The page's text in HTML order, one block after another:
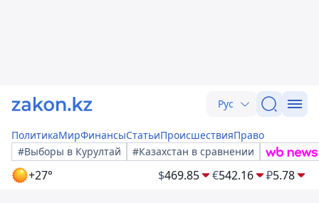
Рус
ПолитикаМирФинансыСтатьиПроисшествияПраво
#Выборы в Курултай
#Казахстан в сравнении
+27° $469.85 €542.16 ₽5.78